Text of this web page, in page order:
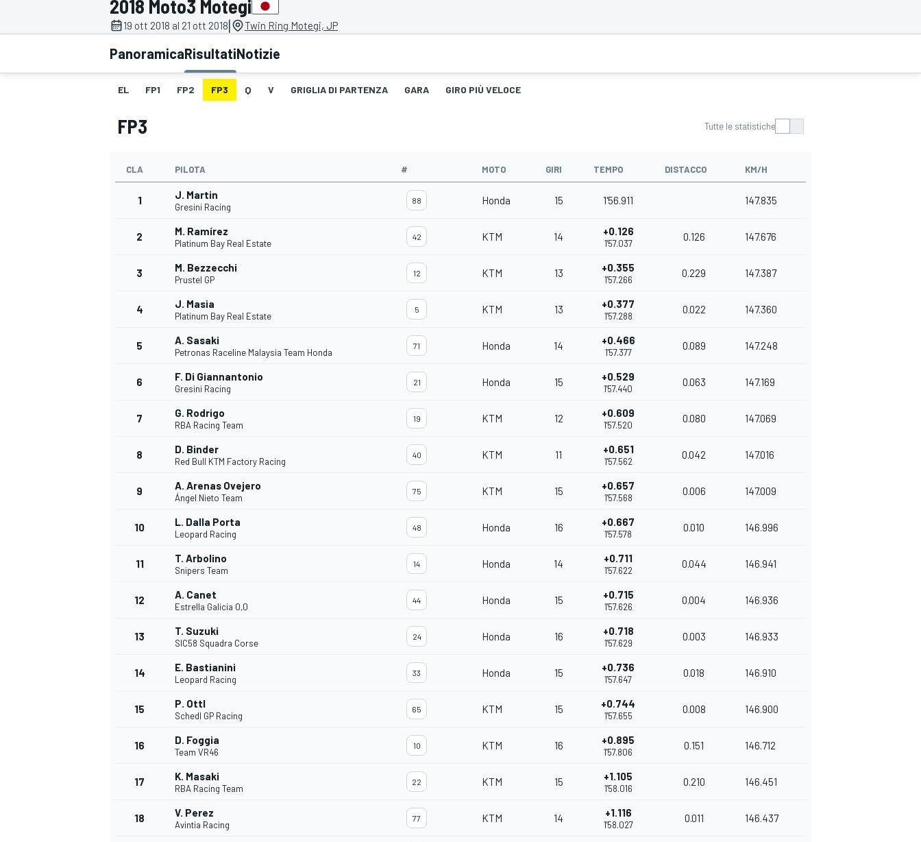
MOTOGP WEC
WRC
MONOPOSTO
2018 Moto3 Motegi
19 ott 2018 al 21 ott 2018| Twin Ring Motegi, JP
PanoramicaRisultatiNotizie
EL FP1 FP2 FP3 Q V GRIGLIA DI PARTENZA GARA GIRO PIÙ VELOCE
FP3 Tutte le statistiche
CLA PILOTA # MOTO GIRI TEMPO DISTACCO KM/H
1 J. Martin
Gresini Racing
88 Honda 15 1'56.911 147.835
2 M. Ramírez
Platinum Bay Real Estate
42 KTM 14 +0.126
1'57.037
0.126 147.676
3 M. Bezzecchi
Prustel GP
12 KTM 13 +0.355
1'57.266
0.229 147.387
4 J. Masia
Platinum Bay Real Estate
5 KTM 13 +0.377
1'57.288
0.022 147.360
5 A. Sasaki
Petronas Raceline Malaysia Team Honda
71 Honda 14 +0.466
1'57.377
0.089 147.248
6 F. Di Giannantonio
Gresini Racing
21 Honda 15 +0.529
1'57.440
0.063 147.169
7 G. Rodrigo
RBA Racing Team
19 KTM 12 +0.609
1'57.520
0.080 147.069
8 D. Binder
Red Bull KTM Factory Racing
40 KTM 11 +0.651
1'57.562
0.042 147.016
9 A. Arenas Ovejero
Ángel Nieto Team
75 KTM 15 +0.657
1'57.568
0.006 147.009
10 L. Dalla Porta
Leopard Racing
48 Honda 16 +0.667
1'57.578
0.010 146.996
11 T. Arbolino
Snipers Team
14 Honda 14 +0.711
1'57.622
0.044 146.941
12 A. Canet
Estrella Galicia 0,0
44 Honda 15 +0.715
1'57.626
0.004 146.936
13 T. Suzuki
SIC58 Squadra Corse
24 Honda 16 +0.718
1'57.629
0.003 146.933
14 E. Bastianini
Leopard Racing
33 Honda 15 +0.736
1'57.647
0.018 146.910
15 P. Ottl
Schedl GP Racing
65 KTM 15 +0.744
1'57.655
0.008 146.900
16 D. Foggia
Team VR46
10 KTM 16 +0.895
1'57.806
0.151 146.712
17 K. Masaki
RBA Racing Team
22 KTM 15 +1.105
1'58.016
0.210 146.451
18 V. Perez
Avintia Racing
77 KTM 14 +1.116
1'58.027
0.011 146.437